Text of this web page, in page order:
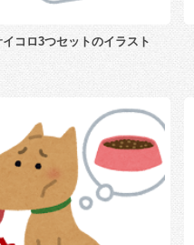
イコロ3つセットのイラスト